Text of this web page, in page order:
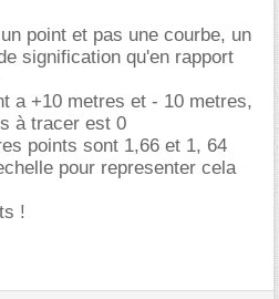
point et pas une courbe, un
signification qu'en rapport
a +10 metres et - 10 metres,
à tracer est 0
points sont 1,66 et 1, 64
pour representer cela
!